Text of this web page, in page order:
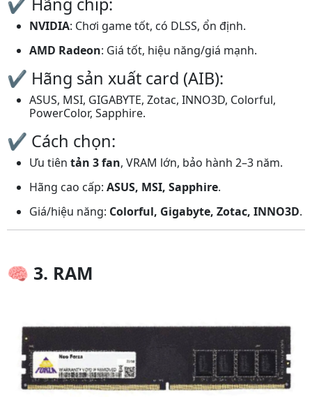
NVIDIA: Chơi game tốt, có DLSS, ổn định.
AMD Radeon: Giá tốt, hiệu năng/giá mạnh.
✔️ Hãng sản xuất card (AIB):
ASUS, MSI, GIGABYTE, Zotac, INNO3D, Colorful,
PowerColor, Sapphire.
✔️ Cách chọn:
Ưu tiên tản 3 fan, VRAM lớn, bảo hành 2–3 năm.
Hãng cao cấp: ASUS, MSI, Sapphire.
Giá/hiệu năng: Colorful, Gigabyte, Zotac, INNO3D.
🧠 3. RAM